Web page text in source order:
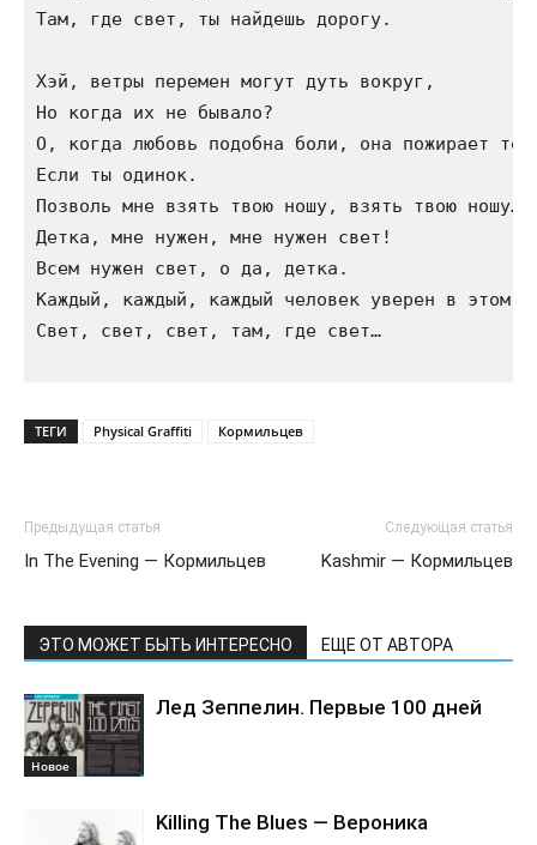
Там, где свет, ты найдешь дорогу.
Хэй, ветры перемен могут дуть вокруг,
Но когда их не бывало?
О, когда любовь подобна боли, она пожирает
Если ты одинок.
Позволь мне взять твою ношу, взять твою ношу…
Детка, мне нужен, мне нужен свет!
Всем нужен свет, о да, детка.
Каждый, каждый, каждый человек уверен в этом -
Свет, свет, свет, там, где свет…
ТЕГИ Physical Graffiti Кормильцев
Предыдущая статья
In The Evening — Кормильцев
Следующая статья
Kashmir — Кормильцев
ЭТО МОЖЕТ БЫТЬ ИНТЕРЕСНО ЕЩЕ ОТ АВТОРА
Новоe
Лед Зеппелин. Первые 100 дней
Killing The Blues — Вероника